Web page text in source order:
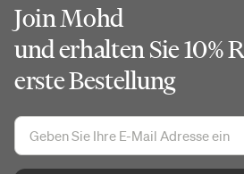
Join Mohd
und erhalten Sie 10%
erste Bestellung